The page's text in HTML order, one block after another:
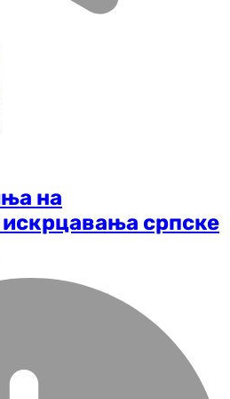
на
српске